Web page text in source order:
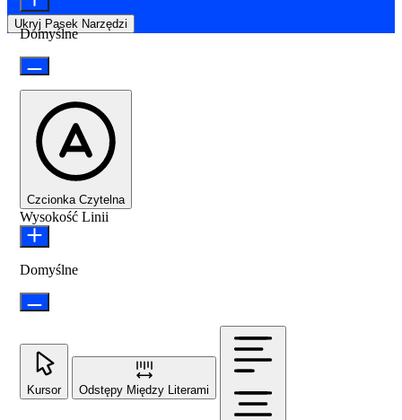
Ukryj Pasek Narzędzi
Domyślne
Czcionka Czytelna
Wysokość Linii
Domyślne
Kursor Odstępy Między Literami